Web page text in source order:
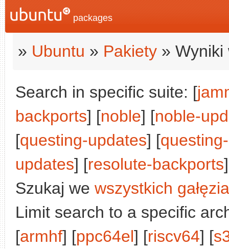
packages
» Ubuntu » Pakiety » Wyniki
Search in specific suite: [
backports] [noble] [noble-
[questing-updates] [
updates] [resolute-backports
Szukaj we wszystkich
Limit search to a specific
[armhf] [ppc64el] [riscv64] [